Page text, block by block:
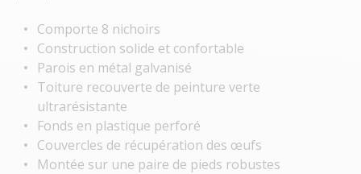
Comporte 8 nichoirs
Construction solide et confortable
Parois en métal galvanisé
Toiture recouverte de peinture verte
ultrarésistante
Fonds en plastique perforé
Couvercles de récupération des œufs
Montée sur une paire de pieds robustes